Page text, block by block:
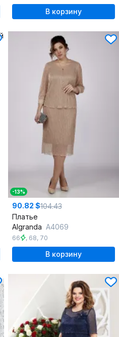
В корзину
-13%
90.82 $104.43
Платье
Algranda А4069
66 , 68, 70
В корзину